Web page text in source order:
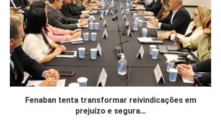
Fenaban tenta transformar reivindicações em
prejuízo e segura...